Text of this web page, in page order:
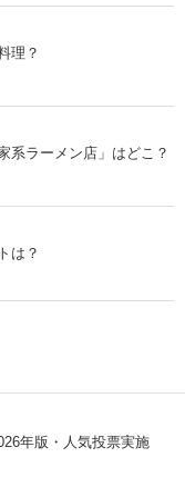
理？
系ラーメン店」はどこ？
は？
年版・人気投票実施